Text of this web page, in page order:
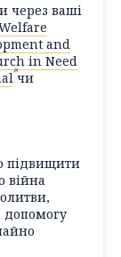
через ваші
and
in Need
чи
підвищити
війна
допомогу